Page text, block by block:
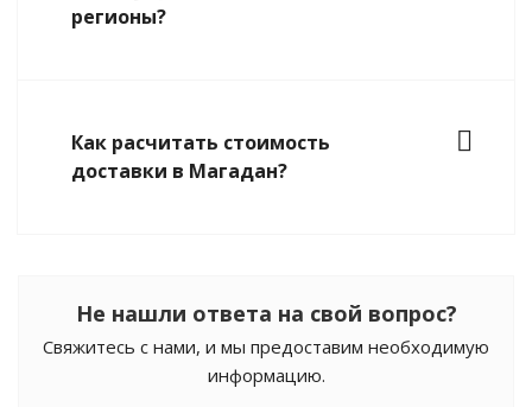
регионы?
Как расчитать стоимость
доставки в Магадан?
Не нашли ответа на свой вопрос?
Свяжитесь с нами, и мы предоставим необходимую
информацию.